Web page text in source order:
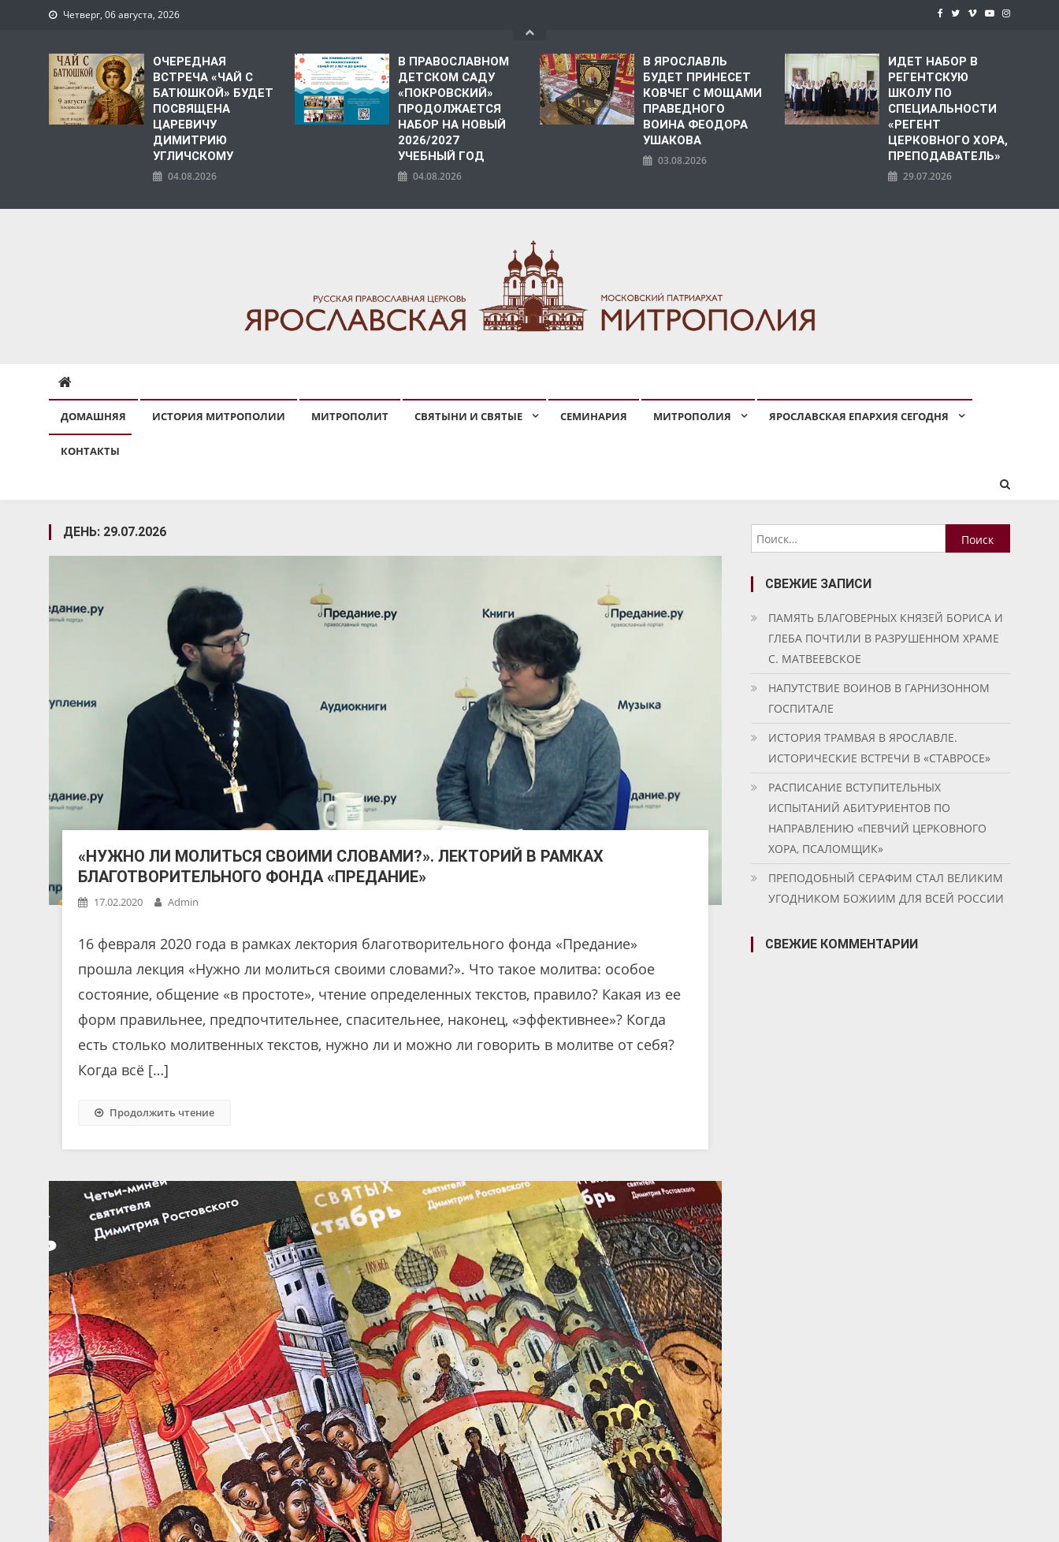
Четверг, 06 августа, 2026
ОЧЕРЕДНАЯ
ВСТРЕЧА «ЧАЙ С
БАТЮШКОЙ» БУДЕТ
ПОСВЯЩЕНА
ЦАРЕВИЧУ
ДИМИТРИЮ
УГЛИЧСКОМУ
04.08.2026
В ПРАВОСЛАВНОМ
ДЕТСКОМ САДУ
«ПОКРОВСКИЙ»
ПРОДОЛЖАЕТСЯ
НАБОР НА НОВЫЙ
2026/2027
УЧЕБНЫЙ ГОД
04.08.2026
В ЯРОСЛАВЛЬ
БУДЕТ ПРИНЕСЕТ
КОВЧЕГ С МОЩАМИ
ПРАВЕДНОГО
ВОИНА ФЕОДОРА
УШАКОВА
03.08.2026
ИДЕТ НАБОР В
РЕГЕНТСКУЮ
ШКОЛУ ПО
СПЕЦИАЛЬНОСТИ
«РЕГЕНТ
ЦЕРКОВНОГО ХОРА,
ПРЕПОДАВАТЕЛЬ»
29.07.2026
ДОМАШНЯЯ ИСТОРИЯ МИТРОПОЛИИ МИТРОПОЛИТ СВЯТЫНИ И СВЯТЫЕ СЕМИНАРИЯ МИТРОПОЛИЯ ЯРОСЛАВСКАЯ ЕПАРХИЯ СЕГОДНЯ
КОНТАКТЫ
ДЕНЬ: 29.07.2026
«НУЖНО ЛИ МОЛИТЬСЯ СВОИМИ СЛОВАМИ?». ЛЕКТОРИЙ В РАМКАХ
БЛАГОТВОРИТЕЛЬНОГО ФОНДА «ПРЕДАНИЕ»
17.02.2020 Admin
16 февраля 2020 года в рамках лектория благотворительного фонда «Предание»
прошла лекция «Нужно ли молиться своими словами?». Что такое молитва: особое
состояние, общение «в простоте», чтение определенных текстов, правило? Какая из ее
форм правильнее, предпочтительнее, спасительнее, наконец, «эффективнее»? Когда
есть столько молитвенных текстов, нужно ли и можно ли говорить в молитве от себя?
Когда всё […]
Продолжить чтение
Найти:
СВЕЖИЕ ЗАПИСИ
ПАМЯТЬ БЛАГОВЕРНЫХ КНЯЗЕЙ БОРИСА И
ГЛЕБА ПОЧТИЛИ В РАЗРУШЕННОМ ХРАМЕ
С. МАТВЕЕВСКОЕ
НАПУТСТВИЕ ВОИНОВ В ГАРНИЗОННОМ
ГОСПИТАЛЕ
ИСТОРИЯ ТРАМВАЯ В ЯРОСЛАВЛЕ.
ИСТОРИЧЕСКИЕ ВСТРЕЧИ В «СТАВРОСЕ»
РАСПИСАНИЕ ВСТУПИТЕЛЬНЫХ
ИСПЫТАНИЙ АБИТУРИЕНТОВ ПО
НАПРАВЛЕНИЮ «ПЕВЧИЙ ЦЕРКОВНОГО
ХОРА, ПСАЛОМЩИК»
ПРЕПОДОБНЫЙ СЕРАФИМ СТАЛ ВЕЛИКИМ
УГОДНИКОМ БОЖИИМ ДЛЯ ВСЕЙ РОССИИ
СВЕЖИЕ КОММЕНТАРИИ